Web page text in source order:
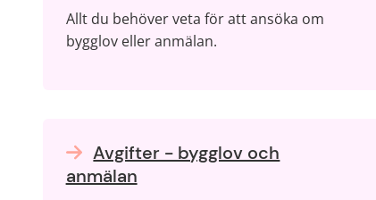
Allt du behöver veta för att ansöka om
bygglov eller anmälan.
Avgifter - bygglov och
anmälan